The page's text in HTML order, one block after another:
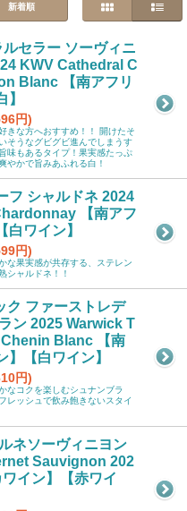
新着順
セラー ソーヴィニ
KWV Cathedral C
Blanc 【南アフリ
】
円)
きな方へおすすめ！！ 開けたそ
そうなグビグビ進んでしまうす
味もあるタイプ！果実感たっぷ
やかで旨みあふれる白！
フ シャルドネ 2024
【南アフ
白ワイン】
円)
な果実感が共存する、ステレン
シャルドネ！！
ク ファーストレデ
ン 2025 Warwick T
Blanc 【南
】【白ワイン】
円)
なコクを楽しむシュナンブラ
レッシュで飲み飽きないスタイ
ネソーヴィニヨン
Sauvignon 202
イン】【赤ワイ